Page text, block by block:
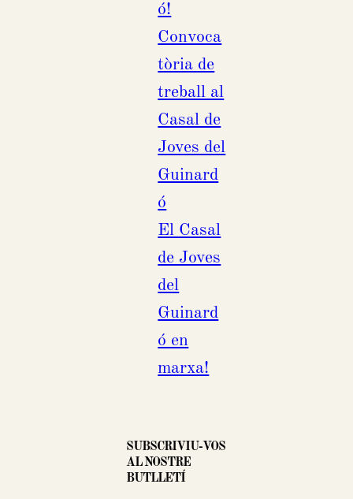
ó!
Convoca
tòria de
treball al
Casal de
Joves del
Guinard
ó
El Casal
de Joves
del
Guinard
ó en
marxa!
SUBSCRIVIU-VOS
AL NOSTRE
BUTLLETÍ